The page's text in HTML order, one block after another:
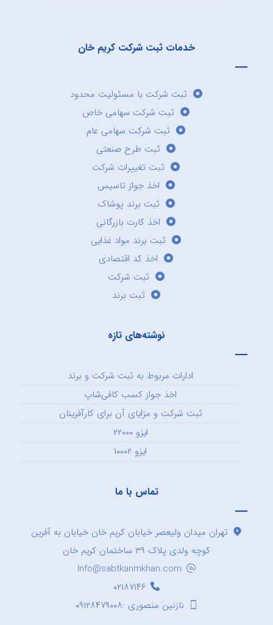
خدمات ثبت شرکت کریم خان
ثبت شرکت با مسئولیت محدود
ثبت شرکت سهامی خاص
ثبت شرکت سهامی عام
ثبت طرح صنعتی
ثبت تغییرات شرکت
اخذ جواز تاسیس
ثبت برند پوشاک
اخذ کارت بازرگانی
ثبت برند مواد غذایی
اخذ کد اقتصادی
ثبت شرکت
ثبت برند
نوشته‌های تازه
ادارات مربوط به ثبت شرکت و برند
اخذ جواز کسب کافی‌شاپ
ثبت شرکت و مزایای آن برای کارآفرینان
ایزو ۲۲۰۰۰
ایزو ۱۰۰۰۲
تماس با ما
تهران میدان ولیعصر خیابان کریم خان خیابان به آفرین
کوچه ولدی پلاک ۳۹ ساختمان کریم خان
Info@sabtkarimkhan.com
۰۲۱۸۷۱۴۶
نازنین منصوری :۰۹۱۲۸۴۷۹۰۰۸